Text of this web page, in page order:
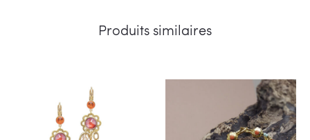
Produits similaires